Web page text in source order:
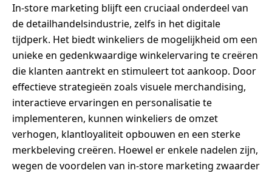
In-store marketing blijft een cruciaal onderdeel van
de detailhandelsindustrie, zelfs in het digitale
tijdperk. Het biedt winkeliers de mogelijkheid om een
unieke en gedenkwaardige winkelervaring te creëren
die klanten aantrekt en stimuleert tot aankoop. Door
effectieve strategieën zoals visuele merchandising,
interactieve ervaringen en personalisatie te
implementeren, kunnen winkeliers de omzet
verhogen, klantloyaliteit opbouwen en een sterke
merkbeleving creëren. Hoewel er enkele nadelen zijn,
wegen de voordelen van in-store marketing zwaarder